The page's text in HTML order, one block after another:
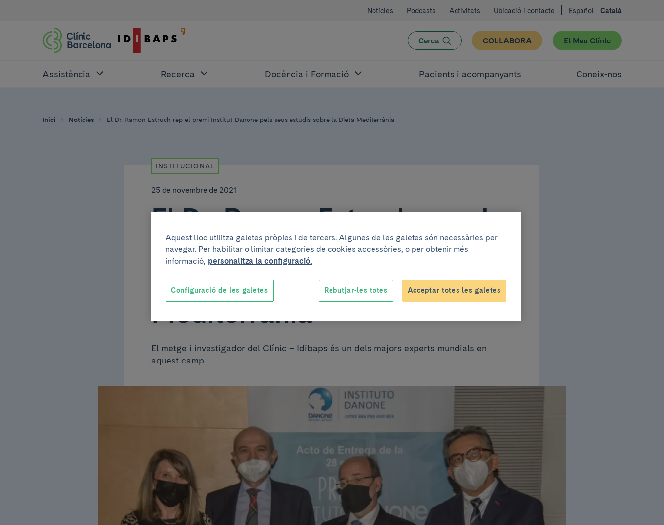
Notícies Podcasts Activitats Ubicació i contacte Español Català
Cerca COL·LABORA El Meu Clínic
Assistència Recerca Docència i Formació Pacients i acompanyants Coneix-nos
Inici Notícies El Dr. Ramon Estruch rep el premi Institut Danone pels seus estudis sobre la Dieta Mediterrània
INSTITUCIONAL
25 de novembre de 2021
El Dr. Ramon Estruch rep el
premi Institut Danone pels
seus estudis sobre la Dieta
Mediterrània
El metge i investigador del Clínic – Idibaps és un dels majors experts mundials en
aquest camp
Aquest lloc utilitza galetes pròpies i de tercers. Algunes de les galetes són necessàries per
navegar. Per habilitar o limitar categories de cookies accessòries, o per obtenir més
informació, personalitza la configuració.
Rebutjar-les totes Acceptar totes les galetes
Configuració de les galetes